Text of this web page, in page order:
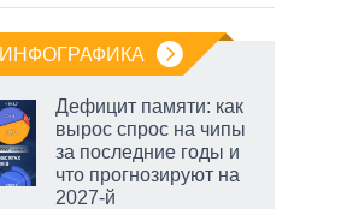
ИНФОГРАФИКА
Дефицит памяти: как
вырос спрос на чипы
за последние годы и
что прогнозируют на
2027-й